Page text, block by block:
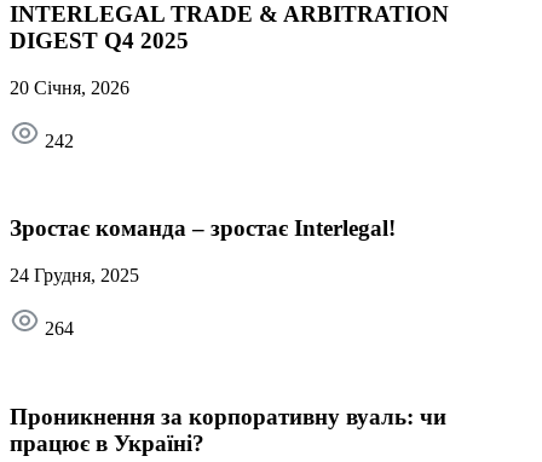
INTERLEGAL TRADE & ARBITRATION
DIGEST Q4 2025
20 Січня, 2026
242
Зростає команда – зростає Interlegal!
24 Грудня, 2025
264
Проникнення за корпоративну вуаль: чи
працює в Україні?